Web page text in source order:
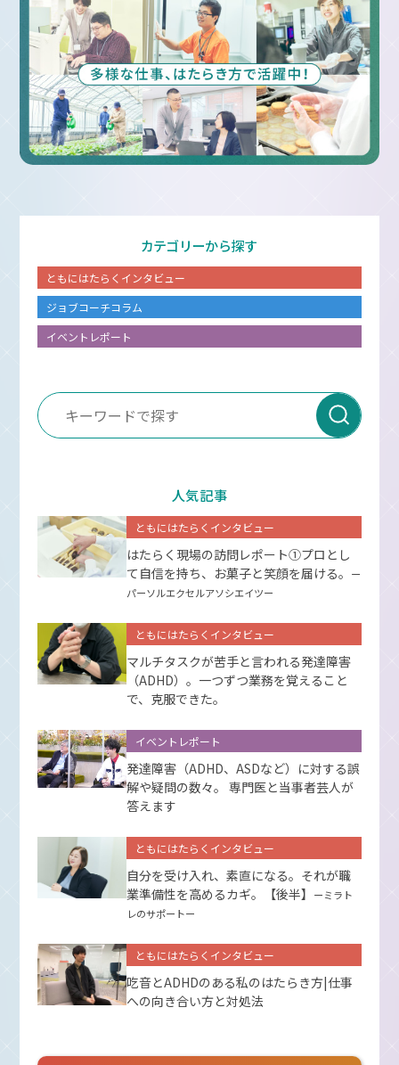
カテゴリーから探す
ともにはたらくインタビュー
ジョブコーチコラム
イベントレポート
人気記事
ともにはたらくインタビュー
はたらく現場の訪問レポート①プロとし
て⾃信を持ち、お菓⼦と笑顔を届ける。
ー
パーソルエクセルアソシエイツー
ともにはたらくインタビュー
マルチタスクが苦手と言われる発達障害
（ADHD）。一つずつ業務を覚えること
で、克服できた。
イベントレポート
発達障害（ADHD、ASDなど）に対する誤
解や疑問の数々。 専門医と当事者芸人が
答えます
ともにはたらくインタビュー
自分を受け入れ、素直になる。それが職
業準備性を高めるカギ。【後半】
ーミラト
レのサポートー
ともにはたらくインタビュー
吃音とADHDのある私のはたらき方|仕事
への向き合い方と対処法